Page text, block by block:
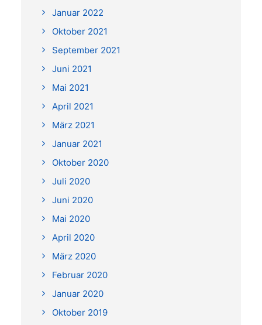
Januar 2022
Oktober 2021
September 2021
Juni 2021
Mai 2021
April 2021
März 2021
Januar 2021
Oktober 2020
Juli 2020
Juni 2020
Mai 2020
April 2020
März 2020
Februar 2020
Januar 2020
Oktober 2019